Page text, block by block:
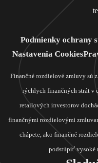
Podmienky ochrany
Nastavenia Cookies
Finančné rozdielové zmluvy sú
rýchlych finančných strát v
retailových investorov
finančnými rozdielovými
chápete, ako finančné
podstúpiť vysoké